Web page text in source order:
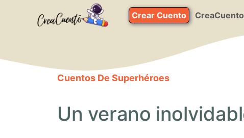
Crear Cuento
Cuentos De Superhéroes
Un verano